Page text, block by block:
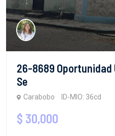
26-8689 Oportunidad
Se
Carabobo ID-MIO: 36cd
$ 30,000